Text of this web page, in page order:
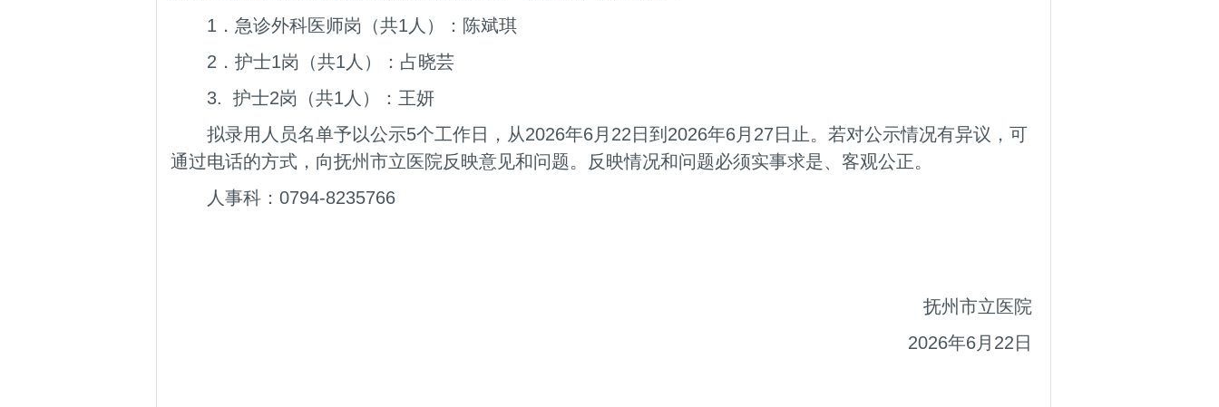
1．急诊外科医师岗（共1人）：陈斌琪
2．护士1岗（共1人）：占晓芸
3. 护士2岗（共1人）：王妍
拟录用人员名单予以公示5个工作日，从2026年6月22日到2026年6月27日止。若对公示情况有异议，可
通过电话的方式，向抚州市立医院反映意见和问题。反映情况和问题必须实事求是、客观公正。
人事科：0794-8235766
抚州市立医院
2026年6月22日